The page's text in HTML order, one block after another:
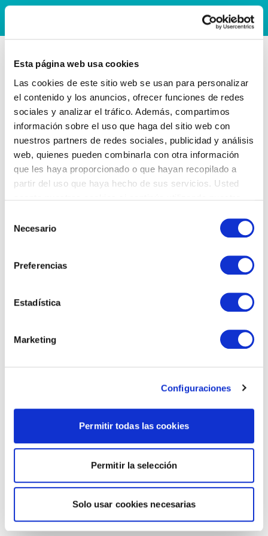
Esta página web usa cookies
Las cookies de este sitio web se usan para personalizar
el contenido y los anuncios, ofrecer funciones de redes
sociales y analizar el tráfico. Además, compartimos
información sobre el uso que haga del sitio web con
nuestros partners de redes sociales, publicidad y análisis
web, quienes pueden combinarla con otra información
que les haya proporcionado o que hayan recopilado a
partir del uso que haya hecho de sus servicios. Usted
Necesario
Preferencias
Estadística
Marketing
Configuraciones
Permitir todas las cookies
Permitir la selección
Solo usar cookies necesarias